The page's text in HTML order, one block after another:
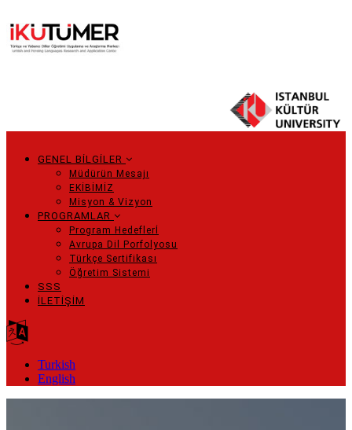
içeriğe
atla
navigation
GENEL BİLGİLER
Müdürün Mesajı
EKİBİMİZ
Misyon & Vizyon
PROGRAMLAR
Program Hedeflerİ
Avrupa Dil Porfolyosu
Türkçe Sertifikası
Öğretim Sistemi
SSS
İLETİŞİM
Turkish
English